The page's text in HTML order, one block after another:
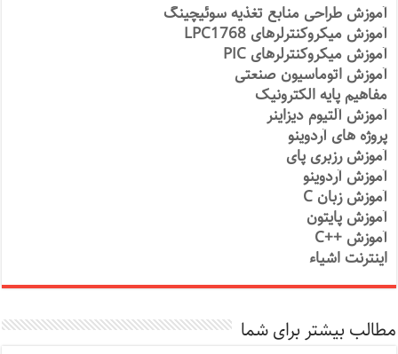
آموزش طراحی منابع تغذیه سوئیچینگ
آموزش میکروکنترلرهای LPC1768
آموزش میکروکنترلرهای PIC
آموزش اتوماسیون صنعتی
مفاهیم پایه الکترونیک
آموزش آلتیوم دیزاینر
پروژه های آردوینو
آموزش رزبری پای
آموزش آردوینو
آموزش زبان C
آموزش پایتون
آموزش ++C
اینترنت اشیاء
مطالب بیشتر برای شما